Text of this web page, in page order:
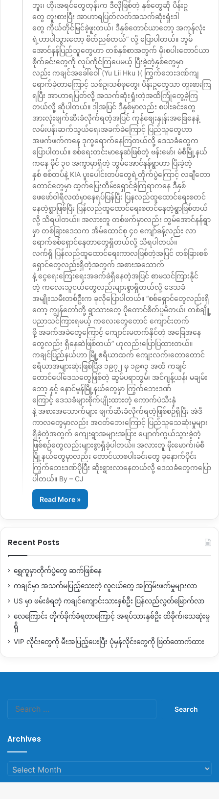
ဘူး၊ ဟိုးအရင်တွေတုန်းက ဒီလိုဖြစ်တဲ့ နှစ်တွေဆို ပိန်းဥ
တွေ တူးစားပြီး အာဟာရပြတ်လတ်အသက်ဆုံးရှုံးဒါ
တွေ ကိုယ်တိုင်မြင်ခဲ့ဖူးတယ်၊ ဒီနှစ်တောင်ယာတော့ ‌အကုန်လုံး
ရဲ့ဟာပါသွားတော့ စိတ်ညစ်တယ်” လို့ ပြောပါတယ်။ ဘွမ်
အောင်နန်ပြည်သူတွေဟာ တစ်နှစ်စာအတွက် မိုးစပါးတောင်ယာ
စိုက်ခင်းတွေကို လုပ်ကိုင်ကြပေမယ့် ပြီးခဲ့တဲ့နှစ်တွေမှာ
လည်း ကချင်အခေါ်ဝေါ် (Yu Lii Hku )( ကြွက်ဘေးဒဏ်ကျ
ရောက်ခဲ့တာကြောင့် သစ်ဥ၊သစ်ဖုတွေ၊ ပိန်းဥတွေသာ တူးစားကြ
ရပြီး အာဟာရပြတ်လို့ အသက်ဆုံးရှုံးတဲ့အထိကြုံတွေ့ခဲဲ့ကြ
တယ်လို့ ဆိုပါတယ်။ ဒါ့အပြင် ဒီနှစ်မှာလည်း စပါးခင်းတွေ
အားလုံးဖျက်ဆီးခံလိုက်ရတဲ့အပြင် ကုန်စျေးနှုန်းအခြေနေနဲ့
လမ်းပန်းဆက်သွယ်ရေးအခက်ခဲကြောင့် ပြည်သူတွေဟာ
အဖက်ဖက်ကနေ ဒုက္ခရောက်နေကြတယ်လို့ ဒေသခံတွေက
ပြောပါတယ်။ စစ်ရေးတင်းမာနေဆဲဖြစ်တဲ့ ဗန်းမော်၊ မံစီမြို့နယ်
ကနေ မိုင် ၃၀ အကွာမှာရှိတဲ့ ဘွမ်အောင်နန်ရွာဟာ ပြီးခဲ့တဲ့
နှစ် စစ်တပ်နဲ့ KIA ပူးပေါင်းတပ်တွေရဲ့တိုက်ပွဲကြောင့် လချီတော
တောင်တွေမှာ ထွက်ပြေးတိမ်းရှောင်ခဲ့ကြရာကနေ ဒီနှစ်
ဖေဖော်ဝါရီလထဲမှာနေရပ်ပြန်ပြီး ပြနလည်ထူထောင်ရေးစတင်
နေတဲ့ရွာဖြစ်ပြီး ပြန်လည်ထူထောင်ရေးစတင်နေတဲ့ရွာဖြစ်တယ်
လို့ သိရပါတယ်။ အလားတူ တစ်ဖက်မှာလည်း ဘွမ်အောင်နန်ရွာ
မှာ တစ်ခြားဒေသက အိမ်ထောင်စု ၄၀ ကျော်ခန့်လည်း လာ
ရောက်စစ်ရှောင်နေတာတွေရှိတယ်လို့ သိရပါတယ်။
လက်ရှိ ပြန်လည်ထူထောင်ရေးကာလဖြစ်တဲ့အပြင် တစ်ခြားစစ်
ရှောင်တွေလည်းရှိတဲ့အတွက် အစားအသောက်
နဲ့ ငွေရေးကြေးရေးအခက်ခဲရှိနေတဲ့အပြင် စာမသင်ကြားနိုင်
တဲ့ ကလေးသူငယ်တွေလည်းများစွာရှိတယ်လို့ ဒေသခံ
အမျိုးသမီးတစ်ဥိီးက ခုလိုပြောပါတယ်။ “စစ်ရှောင်တွေလည်းရှိ
တော့ ကျွန်တော်တို့ ရွာသားတွေ ပိုတောင်စိတ်ပူမိတယ်၊ တစ်ချိူ့
ပညာသင်ကြားရမယ့် ကလေးတွေတောင် ကျောင်းတက်
ဖို့ အခက်အခဲတွေကြောင့် ကျောင်းမတက်နိုင်တဲ့ အခြေအနေ
တွေလည်း ရှိနေဆဲဖြစ်တယ်” ဟုလည်းပြောပြထားတယ်။
ကချင်ပြည်နယ်ဟာ မြို့ဧရိယာထက် ကျေးလက်၊တောတောင်
ဧရိယာအများဆုံးဖြစ်ပြီဒ ၁၉၇၂ မှ ၁၉၈၃ အထိ ကချင်
တောင်ပေါ်ဒေသတွေဖြစ်တဲ့ ဆွမ်ပရာဘွမ်၊ အင်ဂျန့်ယန်၊ မချမ်း
ဘော့ နှင့် နောင်မွန်မြို့နယ်တွေမှာ ကြွက်ဘေးဒဏ်
ကြောင့် ဒေသခံများစိုက်ပျိုးထားတဲ့ ကောက်ပဲသီးနှံ
နဲ့ အစားအသောက်များ ဖျက်ဆီးခံလိုက်ရတဲ့ဖြစ်စဉ်ရှိပြီး အဲဒီ
ကာလတွေမှာလည်း အငတ်ဘေးကြောင့် ပြည်သူသေဆုံးမှုများ
ရှိခဲ့တဲ့အတွက် ကျေးရွာအများအပြား ပျောက်ကွယ်သွားခဲ့တဲ့
ဖြစ်စဉ်တွေလည်းများစွာရှိခဲ့ပါတယ်။ အလားတူ မိုးမောက်၊မံစီ
မြို့နယ်တွေမှာလည်း တောင်ယာစပါးခင်းတွေ ခုနောက်ပိုင်း
ကြွက်ဘေးဒဏ်ပိုပြီး ဆိုးရွားလာနေတယ်လို့ ဒေသခံတွေကပြော
ပါတယ်။ By – CJ
Read More »
Recent Posts
ရွှေကူမှာတိုက်ပွဲတွေ ဆက်ဖြစ်နေ
ကချင်မှာ အသက်မပြည့်သေးတဲ့ လူငယ်တွေ အကြမ်းဖက်မှုများလာ
US မှာ ဖမ်းခံရတဲ့ ကချင်ကျောင်းသားနှစ်ဦး ပြန်လည်လွတ်မြောက်လာ
လေကြောင်း တိုက်ခိုက်ခံရတာကြောင့် အရပ်သားနှစ်ဦး ထိခိုက်၊သေဆုံးမှု
ရှိ
VIP လိုင်းတွေကို မီးအပြည့်ပေးပြီး ပုံမှန်လိုင်းတွေကို ဖြတ်တောက်ထား
Archives
Archives